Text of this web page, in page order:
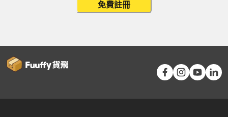
免費註冊